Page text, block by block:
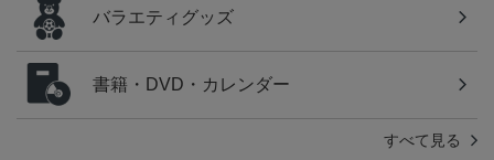
バラエティグッズ
書籍・DVD・カレンダー
すべて見る